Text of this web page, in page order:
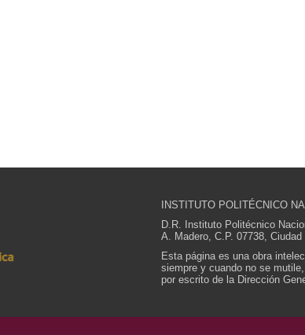
INSTITUTO POLITÉCNICO
D.R. Instituto Politécnico
A. Madero, C.P. 07738,
Esta página es una obra
siempre y cuando no se
por escrito de la Dirección